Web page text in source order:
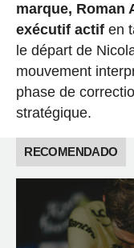
marque, Roman
exécutif actifen
le départ de
mouvement
phase de
stratégique.
RECOMENDADO